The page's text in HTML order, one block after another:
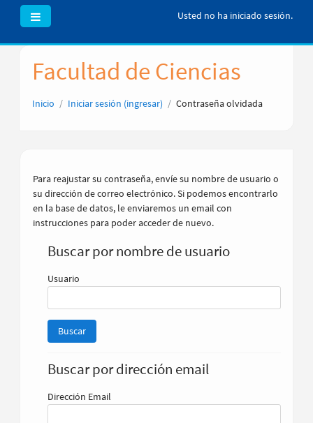
Saltar
contenido
Usted no ha iniciado sesión.
Facultad de Ciencias
Inicio Iniciar sesión (ingresar) Contraseña olvidada
Para reajustar su contraseña, envíe su nombre de usuario o
su dirección de correo electrónico. Si podemos encontrarlo
en la base de datos, le enviaremos un email con
instrucciones para poder acceder de nuevo.
Buscar por nombre de usuario
Usuario
Buscar por dirección email
Dirección Email